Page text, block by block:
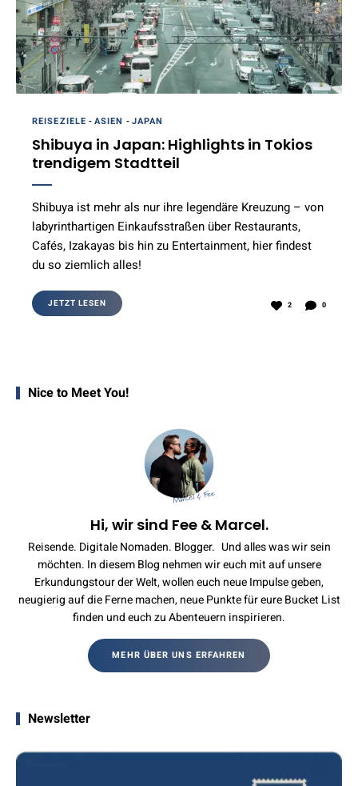
REISEZIELE -ASIEN -JAPAN
Shibuya in Japan: Highlights in Tokios
trendigem Stadtteil
Shibuya ist mehr als nur ihre legendäre Kreuzung – von
labyrinthartigen Einkaufsstraßen über Restaurants,
Cafés, Izakayas bis hin zu Entertainment, hier findest
du so ziemlich alles!
JETZT LESEN 2 0
Nice to Meet You!
Hi, wir sind Fee & Marcel.
Reisende. Digitale Nomaden. Blogger. Und alles was wir sein
möchten. In diesem Blog nehmen wir euch mit auf unsere
Erkundungstour der Welt, wollen euch neue Impulse geben,
neugierig auf die Ferne machen, neue Punkte für eure Bucket List
finden und euch zu Abenteuern inspirieren.
MEHR ÜBER UNS ERFAHREN
Newsletter